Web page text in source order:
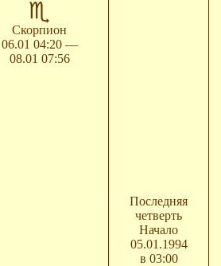
Последняя
четверть
Начало
05.01.1994
в 03:00
Скорпион
06.01 04:20 —
08.01 07:56